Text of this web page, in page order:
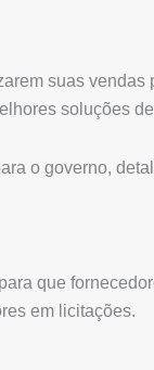
suas vendas
soluções
o governo,
que
em licitações.